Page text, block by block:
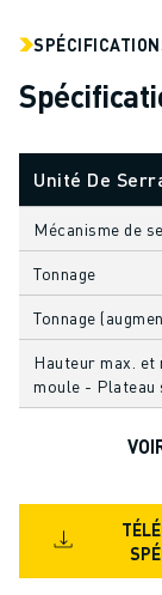
FANUC ACADEMY
SOLUTIONS POUR
ACTUALITÉS ET
ACTUALITÉS ET
EVÉNEMENTS
ÉVÉNEMENTS
A PROPOS DE FANUC
A PROPOS DE FANUC
FANUC EN EUROPE
NOS SITES
DÉVELOPPEMENT
FAÇONNEZ VOTRE
REJOIGNEZ-NOUS
Unité De
Mécanisme de
Tonnage
Tonnage
Hauteur max. et
moule - Plateau